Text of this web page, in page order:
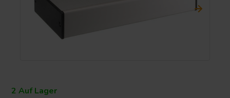
2 Auf Lager